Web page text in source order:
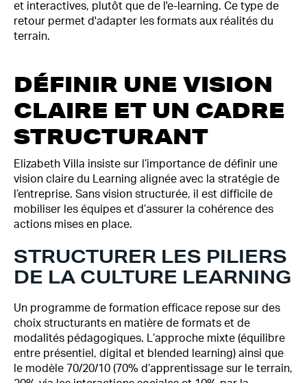
et interactives, plutôt que de l'e-learning. Ce type de
retour permet d'adapter les formats aux réalités du
terrain.
DÉFINIR UNE VISION
CLAIRE ET UN CADRE
STRUCTURANT
Elizabeth Villa insiste sur l’importance de définir une
vision claire du Learning alignée avec la stratégie de
l’entreprise. Sans vision structurée, il est difficile de
mobiliser les équipes et d’assurer la cohérence des
actions mises en place.
STRUCTURER LES PILIERS
DE LA CULTURE LEARNING
Un programme de formation efficace repose sur des
choix structurants en matière de formats et de
modalités pédagogiques. L’approche mixte (équilibre
entre présentiel, digital et blended learning) ainsi que
le modèle 70/20/10 (70% d’apprentissage sur le terrain,